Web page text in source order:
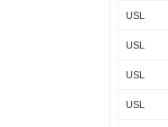
USL
USL
USL
USL